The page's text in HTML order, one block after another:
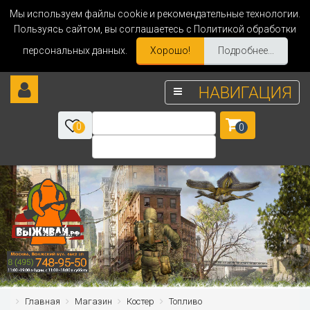
Мы используем файлы cookie и рекомендательные технологии.
Пользуясь сайтом, вы соглашаетесь с Политикой обработки
персональных данных.
Хорошо! Подробнее...
НАВИГАЦИЯ
0 0
Главная Магазин Костер Топливо